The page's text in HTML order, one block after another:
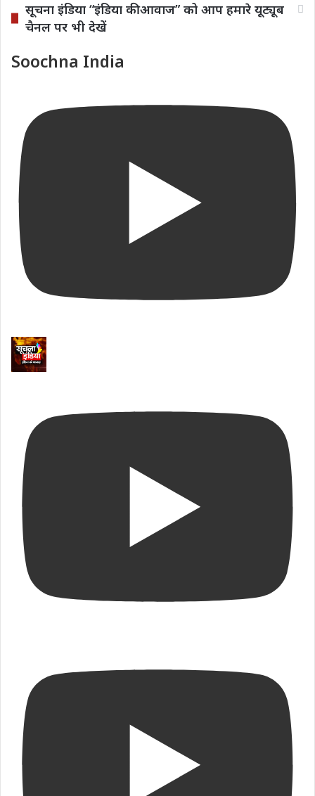
सूचना इंडिया “इंडिया की आवाज” को आप हमारे यूट्यूब
चैनल पर भी देखें
Soochna India